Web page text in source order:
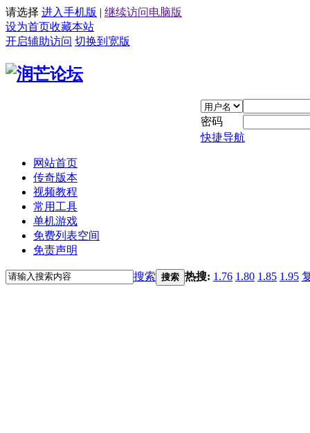
请选择 进入手机版 | 继续访问电脑版
设为首页收藏本站
开启辅助访问 切换到宽版
密码
快捷导航
网站首页
传奇版本
视频教程
常用工具
单机游戏
免费列表空间
免责声明
搜索 搜索 热搜: 1.76 1.80 1.85 1.95